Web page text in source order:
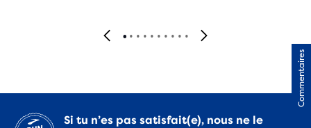
Si tu n’es pas satisfait(e), nous ne le
Commentaires